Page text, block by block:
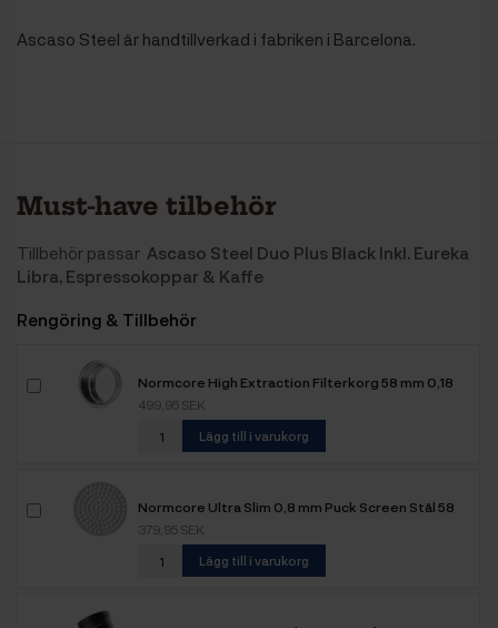
Ascaso Steel är handtillverkad i fabriken i Barcelona.
Must-have tilbehör
Tillbehör passar Ascaso Steel Duo Plus Black Inkl. Eureka
Libra, Espressokoppar & Kaffe
Rengöring & Tillbehör
Normcore High Extraction Filterkorg 58 mm 0,18
mm – 18 gram
499,95 SEK
Lägg till i varukorg
Normcore Ultra Slim 0,8 mm Puck Screen Stål 58
mm
379,95 SEK
Lägg till i varukorg